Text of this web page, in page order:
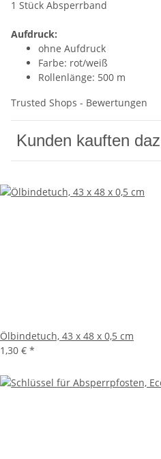
1 Stück Absperrband
Aufdruck:
ohne Aufdruck
Farbe: rot/weiß
Rollenlänge: 500 m
Trusted Shops - Bewertungen
Kunden kauften
Ölbindetuch, 43 x 48 x 0,5 cm
1,30 € *